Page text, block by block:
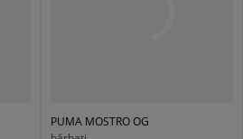
PUMA MOSTRO OG